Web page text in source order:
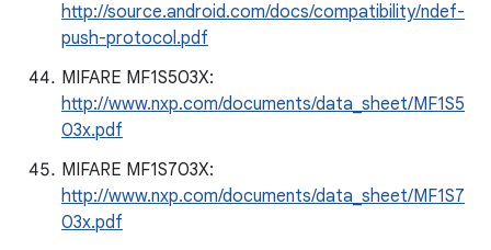
http://source.android.com/docs/compatibility/ndef-
push-protocol.pdf
MIFARE MF1S503X:
http://www.nxp.com/documents/data_sheet/MF1S5
03x.pdf
MIFARE MF1S703X:
http://www.nxp.com/documents/data_sheet/MF1S7
03x.pdf